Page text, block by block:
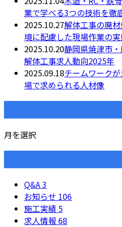
業で学べる3つの技術を徹
2025.10.27解体工事の廃
境に配慮した現場作業の
2025.10.20静岡県焼津市
解体工事求人動向2025年
2025.09.18チームワーク
場で求められる人材像
月を選択
Q&A3
お知らせ 106
施工実績 5
求人情報 68